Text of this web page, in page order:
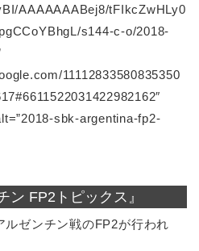
AAAAAAABej8/tFIkcZwHLy0
s144-c-o/2018-
11112833580835350
sbk-argentina-fp2-
ン FP2トピックス』
ゼンチン戦のFP2が行われ